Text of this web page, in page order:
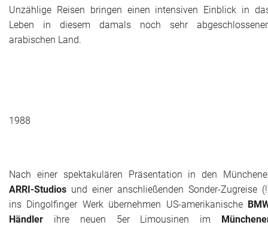
Unzählige Reisen bringen einen intensiven Einblick in
Leben in diesem damals noch sehr
arabischen Land.
1988
Nach einer spektakulären Präsentation in den
ARRI-Studios und einer anschließenden Sonder-Zugreise
ins Dingolfinger Werk übernehmen US-amerikanische
Händler ihre neuen 5er Limousinen im